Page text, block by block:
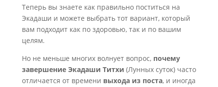
Теперь вы знаете как правильно поститься на
Экадаши и можете выбрать тот вариант, который
вам подходит как по здоровью, так и по вашим
целям.
Но не меньше многих волнует вопрос, почему
завершение Экадаши Титхи (Лунных суток) часто
отличается от времени выхода из поста, и иногда